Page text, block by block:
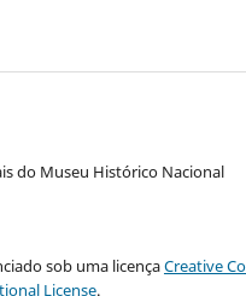
do Museu Histórico Nacional
sob uma licençaCreative
License.